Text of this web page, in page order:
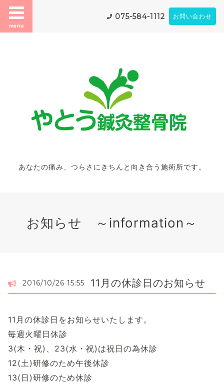
menu
075-584-1112 お問い合わせ
あなたの痛み、つらさにきちんと向き合う施術所です。
お知らせ ～information～
2016/10/26 15:55 11月の休診日のお知らせ
11月の休診日をお知らせいたします。
毎週火曜日休診
3(木・祝)、23(水・祝)は祝日の為休診
12(土)研修のため午後休診
13(日)研修のため休診